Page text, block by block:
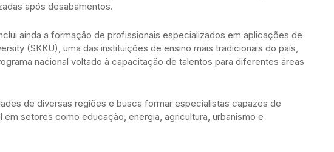
após desabamentos.
ainda a formação de profissionais especializados em aplicações de
(SKKU), uma das instituições de ensino mais tradicionais do país,
nacional voltado à capacitação de talentos para diferentes áreas
de diversas regiões e busca formar especialistas capazes de
em setores como educação, energia, agricultura, urbanismo e